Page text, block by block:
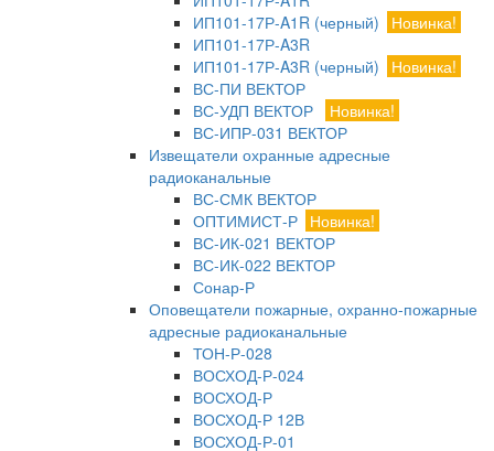
ИП101-17Р-A1R (черный)
Новинка!
ИП101-17Р-A3R
ИП101-17Р-A3R (черный)
Новинка!
ВС-ПИ ВЕКТОР
ВС-УДП ВЕКТОР
Новинка!
ВС-ИПР-031 ВЕКТОР
Извещатели охранные адресные
радиоканальные
ВС-СМК ВЕКТОР
ОПТИМИСТ-Р Новинка!
ВС-ИК-021 ВЕКТОР
ВС-ИК-022 ВЕКТОР
Сонар-Р
Оповещатели пожарные, охранно-пожарные
адресные радиоканальные
ТОН-Р-028
ВОСХОД-Р-024
ВОСХОД-Р
ВОСХОД-Р 12В
ВОСХОД-Р-01